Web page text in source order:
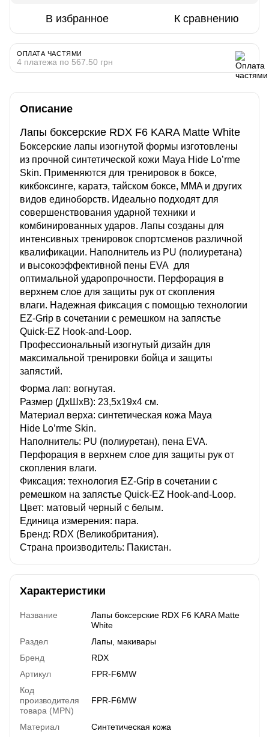
В избранное К сравнению
ОПЛАТА ЧАСТЯМИ
4 платежа по 567.50 грн
Описание
Лапы боксерские RDX F6 KARA Matte White
Боксерские лапы изогнутой формы изготовлены
из прочной синтетической кожи Maya Hide Lo’rme
Skin. Применяются для тренировок в боксе,
кикбоксинге, каратэ, тайском боксе, MMA и других
видов единоборств. Идеально подходят для
совершенствования ударной техники и
комбинированных ударов. Лапы созданы для
интенсивных тренировок спортсменов различной
квалификации. Наполнитель из PU (полиуретана)
и высокоэффективной пены EVA для
оптимальной ударопрочности. Перфорация в
верхнем слое для защиты рук от скопления
влаги. Надежная фиксация с помощью технологии
EZ-Grip в сочетании с ремешком на запястье
Quick-EZ Hook-and-Loop.
Профессиональный изогнутый дизайн для
максимальной тренировки бойца и защиты
запястий.
Форма лап: вогнутая.
Размер (ДхШхВ): 23,5х19х4 см.
Материал верха: синтетическая кожа Maya
Hide Lo’rme Skin.
Наполнитель: PU (полиуретан), пена EVA.
Перфорация в верхнем слое для защиты рук от
скопления влаги.
Фиксация: технология EZ-Grip в сочетании с
ремешком на запястье Quick-EZ Hook-and-Loop.
Цвет: матовый черный с белым.
Единица измерения: пара.
Бренд: RDX (Великобритания).
Страна производитель: Пакистан.
Характеристики
Название
Лапы боксерские RDX F6 KARA Matte
White
Раздел
Лапы, макивары
Бренд
RDX
Артикул
FPR-F6MW
Код
производителя
товара (MPN)
FPR-F6MW
Материал
Синтетическая кожа